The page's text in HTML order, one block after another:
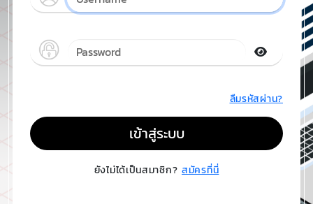
ลืมรหัสผ่าน?
เข้าสู่ระบบ
ยังไม่ได้เป็นสมาชิก? สมัครที่นี่